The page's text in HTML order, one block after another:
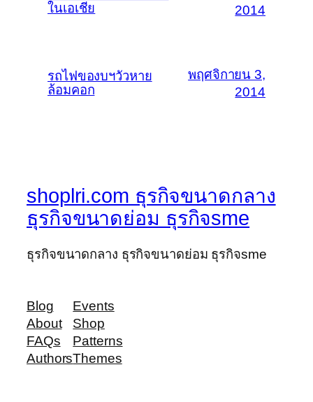
ในเอเชีย
2014
รถไฟของบฯวัวหาย
ล้อมคอก
พฤศจิกายน 3,
2014
shoplri.com ธุรกิจขนาดกลาง
ธุรกิจขนาดย่อม ธุรกิจsme
ธุรกิจขนาดกลาง ธุรกิจขนาดย่อม ธุรกิจsme
Blog
About
FAQs
Authors
Events
Shop
Patterns
Themes